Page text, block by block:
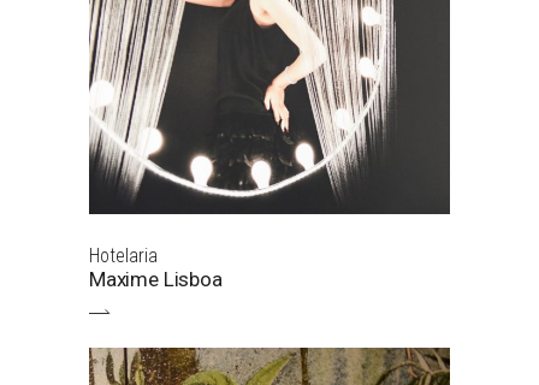
Hotelaria
Maxime Lisboa